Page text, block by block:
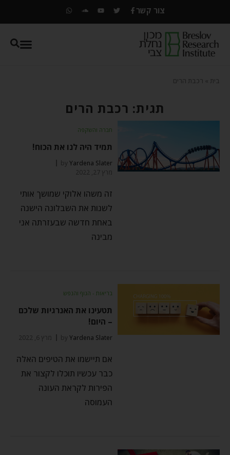
צור קשר
בית רכבת הרים
תגית: רכבת הרים
חברה והשקפה
תמיד היה לנו את הכוח!
byYardena Slater
מרץ 27, 2022
זה משהו אלוקי שמושך אותי
לשנות את השבלונה הישנה
באחת חדשה שבעזרתה אני
מבינה
בריאות - הגוף והנפש
תטעינו את האנרגיות שלכם
– היום!
byYardena Slater מרץ 6, 2022
אם תיישמו את הטיפים האלה
כבר עכשיו תוכלו לקצור את
הפירות לקראת העונה
העמוסה